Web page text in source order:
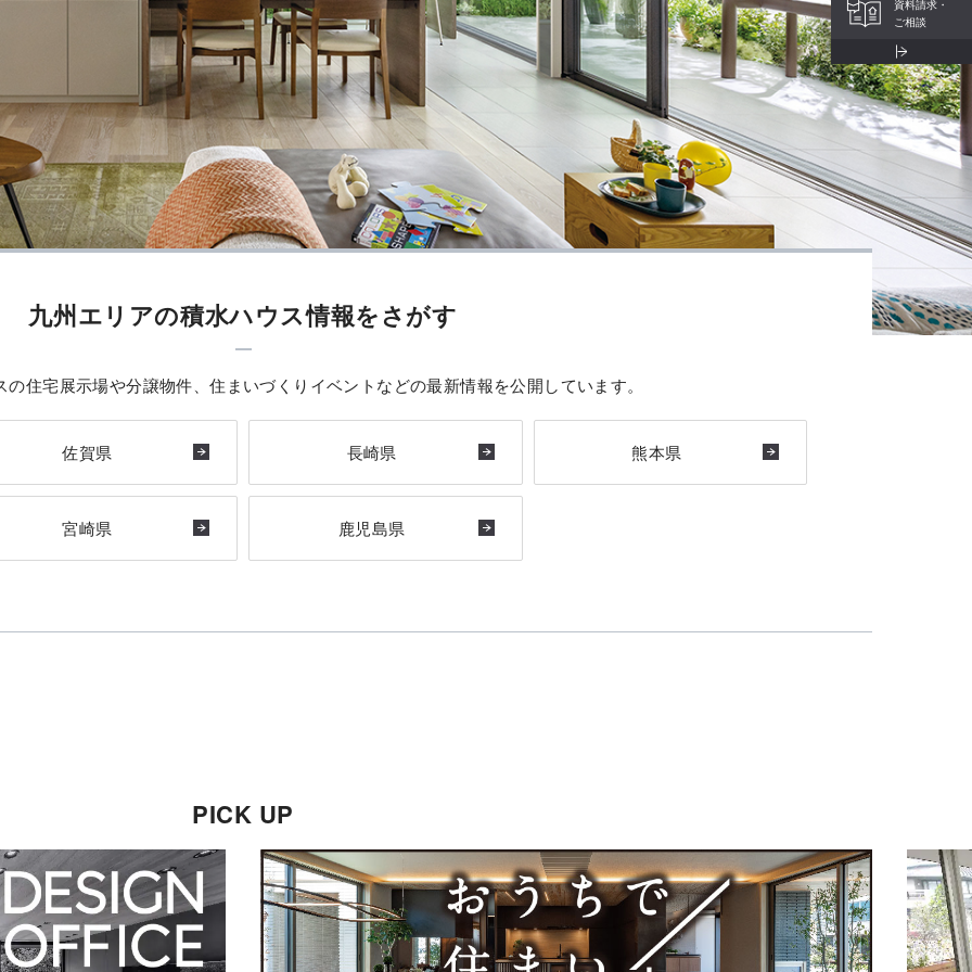
資料請求・
ご相談
九州エリアの積水ハウス情報をさがす
住宅展示場や分譲物件、住まいづくりイベントなどの最新情報を公開しています。
佐賀県 長崎県 熊本県
宮崎県 鹿児島県
PICK UP